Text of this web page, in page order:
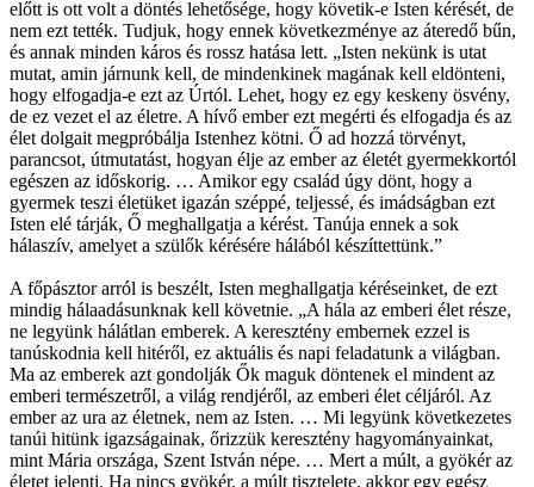
előtt is ott volt a döntés lehetősége, hogy követik-e Isten kérését, de
nem ezt tették. Tudjuk, hogy ennek következménye az áteredő bűn,
és annak minden káros és rossz hatása lett. „Isten nekünk is utat
mutat, amin járnunk kell, de mindenkinek magának kell eldönteni,
hogy elfogadja-e ezt az Úrtól. Lehet, hogy ez egy keskeny ösvény,
de ez vezet el az életre. A hívő ember ezt megérti és elfogadja és az
élet dolgait megpróbálja Istenhez kötni. Ő ad hozzá törvényt,
parancsot, útmutatást, hogyan élje az ember az életét gyermekkortól
egészen az időskorig. … Amikor egy család úgy dönt, hogy a
gyermek teszi életüket igazán széppé, teljessé, és imádságban ezt
Isten elé tárják, Ő meghallgatja a kérést. Tanúja ennek a sok
hálaszív, amelyet a szülők kérésére hálából készíttettünk.”
A főpásztor arról is beszélt, Isten meghallgatja kéréseinket, de ezt
mindig hálaadásunknak kell követnie. „A hála az emberi élet része,
ne legyünk hálátlan emberek. A keresztény embernek ezzel is
tanúskodnia kell hitéről, ez aktuális és napi feladatunk a világban.
Ma az emberek azt gondolják Ők maguk döntenek el mindent az
emberi természetről, a világ rendjéről, az emberi élet céljáról. Az
ember az ura az életnek, nem az Isten. … Mi legyünk következetes
tanúi hitünk igazságainak, őrizzük keresztény hagyományainkat,
mint Mária országa, Szent István népe. … Mert a múlt, a gyökér az
életet jelenti. Ha nincs gyökér, a múlt tisztelete, akkor egy egész